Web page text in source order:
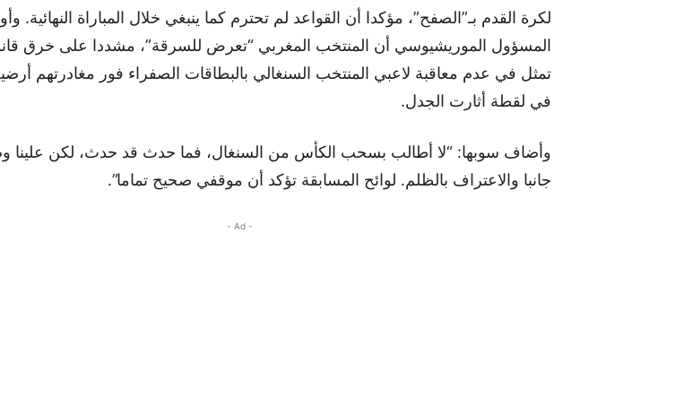
لكرة القدم بـ”الصفح”، مؤكدا أن القواعد لم تحترم كما ينبغي خلال المباراة النهائية.
المسؤول الموريشيوسي أن المنتخب المغربي “تعرض للسرقة”، مشددا على خرق
تمثل في عدم معاقبة لاعبي المنتخب السنغالي بالبطاقات الصفراء فور مغادرتهم
في لقطة أثارت الجدل.
وأضاف سوبها: “لا أطالب بسحب الكأس من السنغال، فما حدث قد حدث، لكن علينا
جانبا والاعتراف بالظلم. لوائح المسابقة تؤكد أن موقفي صحيح تماما”.
- Ad -